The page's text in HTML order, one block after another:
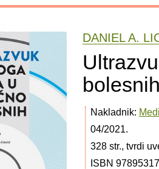
DANIEL A.
bolesnih
Nakladnik:
04/2021.
328 str., tvrdi
ISBN